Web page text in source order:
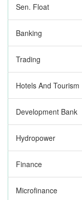
Sen. Float
Banking
Trading
Hotels And Tourism
Development Bank
Hydropower
Finance
Microfinance